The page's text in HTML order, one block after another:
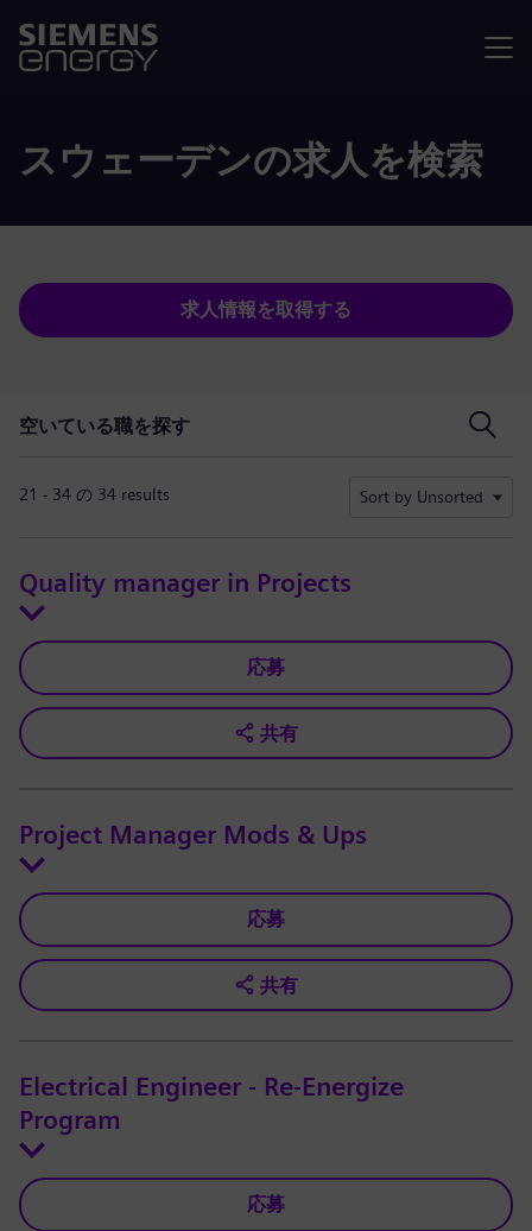
スウェーデンの求人を検索
求人情報を取得する
空いている職を探す
21 - 34 の 34 results Sort by Unsorted
Quality manager in Projects
応募
共有
Project Manager Mods & Ups
応募
共有
Electrical Engineer - Re-Energize
Program
応募